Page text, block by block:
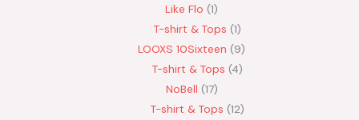
Like Flo 1
T-shirt & Tops 1
LOOXS 10Sixteen
9
T-shirt & Tops 4
NoBell 17
T-shirt & Tops 12